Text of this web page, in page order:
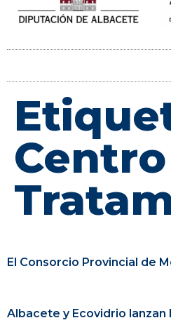
El Consorcio Provincial de
Albacete y Ecovidrio lanzan